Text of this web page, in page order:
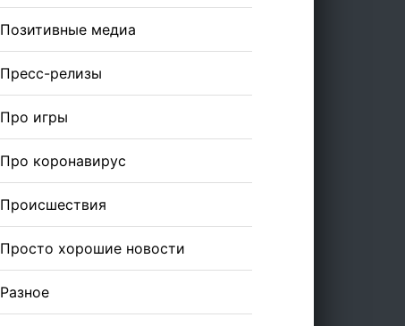
Позитивные медиа
Пресс-релизы
Про игры
Про коронавирус
Происшествия
Просто хорошие новости
Разное